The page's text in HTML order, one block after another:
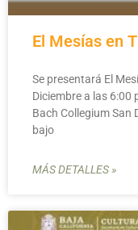
El Mesías en
Se presentará El
Diciembre a las 6:00
Bach Collegium San
bajo
MÁS DETALLES »